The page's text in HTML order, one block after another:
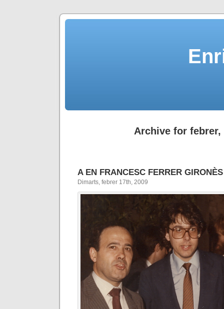
Archive for febrer,
A EN FRANCESC FERRER GIRONÈS
Dimarts, febrer 17th, 2009